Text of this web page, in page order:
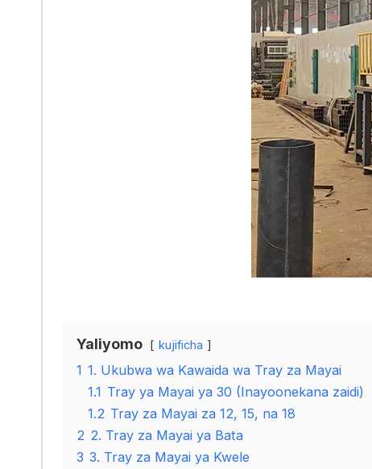
Yaliyomo kujificha
1 1. Ukubwa wa Kawaida wa Tray za Mayai
1.1 Tray ya Mayai ya 30 (Inayoonekana zaidi)
1.2 Tray za Mayai za 12, 15, na 18
2 2. Tray za Mayai ya Bata
3 3. Tray za Mayai ya Kwele